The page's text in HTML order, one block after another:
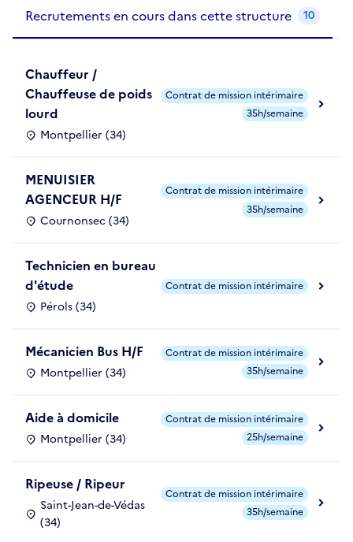
Recrutements en cours dans cette structure 10
Chauffeur /
Chauffeuse de poids
lourd
Montpellier (34)
Contrat de mission intérimaire
35h/semaine
MENUISIER
AGENCEUR H/F
Cournonsec (34)
Contrat de mission intérimaire
35h/semaine
Technicien en bureau
d'étude
Pérols (34)
Contrat de mission intérimaire
Mécanicien Bus H/F
Montpellier (34)
Contrat de mission intérimaire
35h/semaine
Aide à domicile
Montpellier (34)
Contrat de mission intérimaire
25h/semaine
Ripeuse / Ripeur
Saint-Jean-de-Védas
(34)
Contrat de mission intérimaire
35h/semaine